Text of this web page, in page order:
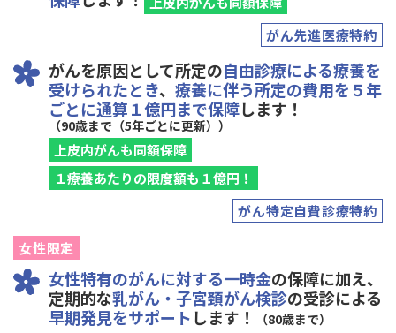
がん先進医療特約
がんを原因として所定の自由診療による療養を
受けられたとき、 療養に伴う所定の費用を５年
ごとに通算１億円まで保障します！
（90歳まで（5年ごとに更新））
上皮内がんも同額保障
１療養あたりの限度額も１億円！
がん特定自費診療特約
女性限定
女性特有のがんに対する一時金の保障に加え、
定期的な乳がん・子宮頚がん検診の受診による
早期発見をサポートします！ （80歳まで）